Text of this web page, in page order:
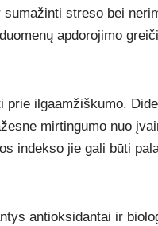
streso bei
apdorojimo
prie ilgaamžiškumo.
mirtingumo nuo
indekso jie gali būti
antioksidantai ir